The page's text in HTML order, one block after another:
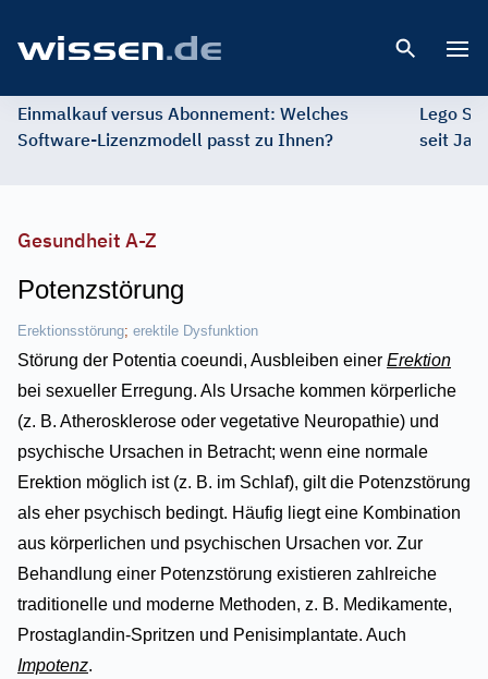
Einmalkauf versus Abonnement: Welches
Software-Lizenzmodell passt zu Ihnen?
Lego
seit
Gesundheit A-Z
Potenzstörung
Erektionsstörung; erektile Dysfunktion
Störung der Potentia coeundi, Ausbleiben einer Erektion
bei sexueller Erregung. Als Ursache kommen körperliche
(z. B. Atherosklerose oder vegetative Neuropathie) und
psychische Ursachen in Betracht; wenn eine normale
Erektion möglich ist (z. B. im Schlaf), gilt die Potenzstörung
als eher psychisch bedingt. Häufig liegt eine Kombination
aus körperlichen und psychischen Ursachen vor. Zur
Behandlung einer Potenzstörung existieren zahlreiche
traditionelle und moderne Methoden, z. B. Medikamente,
Prostaglandin-Spritzen und Penisimplantate. Auch
Impotenz.